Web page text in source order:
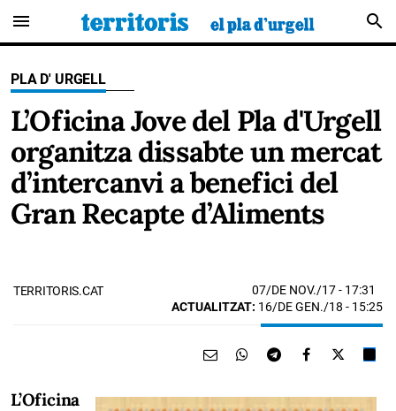
menu search
PLA D' URGELL
L’Oficina Jove del Pla d'Urgell
organitza dissabte un mercat
d’intercanvi a benefici del
Gran Recapte d’Aliments
TERRITORIS.CAT 07/DE NOV./17- 17:31
ACTUALITZAT: 16/DE GEN./18 - 15:25
L’Oficina